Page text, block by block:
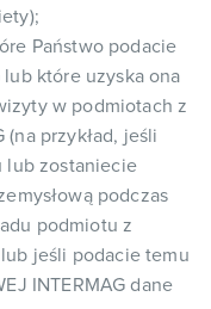
Państwo podacie
lub które uzyska ona
w podmiotach z
(na przykład, jeśli
lub zostaniecie
podczas
podmiotu z
lub jeśli podacie temu
INTERMAG dane